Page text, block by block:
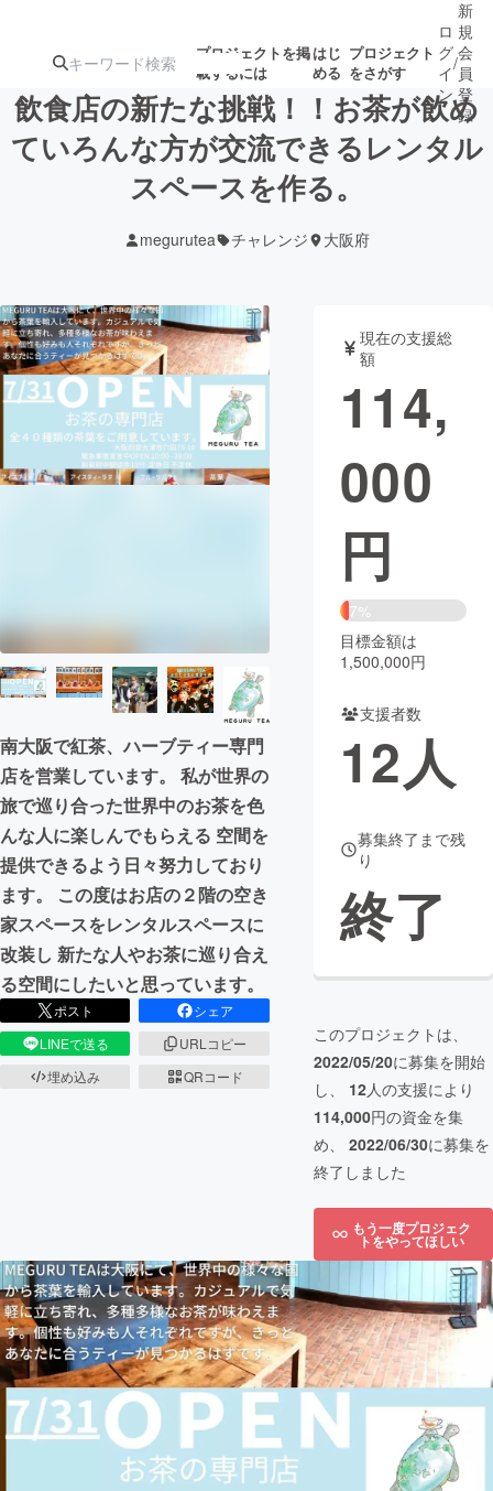
プロジェクトを掲
載するには
はじ
める
プロジェクト
をさがす
注目のリ 注目の新着プロ募集終了が近いプ
ロジェクト
テクノロジー・ガジェット
映像・映画 書籍・雑誌
ビジネス・起業 チャレンジ
CAMPFIRE Creation
CAMPFIREふるさと納税
コミュニティ
ロ
グ
イ
ン
/
新
規
会
員
登
録
飲食店の新たな挑戦！！お茶が飲め
ていろんな方が交流できるレンタル
スペースを作る。
megurutea チャレンジ 大阪府
南大阪で紅茶、ハーブティー専門
店を営業しています。 私が世界の
旅で巡り合った世界中のお茶を色
んな人に楽しんでもらえる 空間を
提供できるよう日々努力しており
ます。 この度はお店の２階の空き
家スペースをレンタルスペースに
改装し 新たな人やお茶に巡り合え
る空間にしたいと思っています。
ポスト
シェア
LINEで送る
URLコピー
埋め込み
QRコード
現在の支援総
額
114,
000
円
7%
目標金額は
1,500,000円
支援者数
12人
募集終了まで残
り
終了
このプロジェクトは、
2022/05/20に募集を開始
し、 12人の支援により
114,000円の資金を集
め、 2022/06/30に募集を
終了しました
もう一度プロジェク
トをやってほしい